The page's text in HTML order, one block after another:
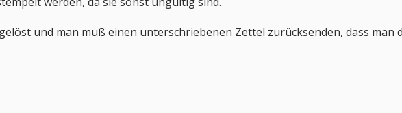
und man muß einen unterschriebenen Zettel zurücksenden, dass man